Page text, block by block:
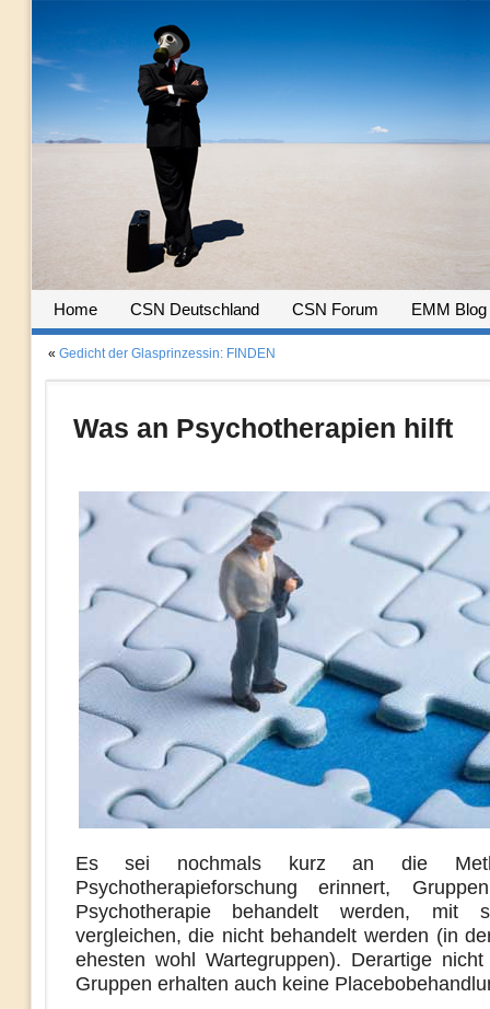
Home CSN Deutschland CSN Forum EMM Blog
« Gedicht der Glasprinzessin: FINDEN
Was an Psychotherapien hilft
Es sei nochmals kurz an die
Psychotherapieforschung erinnert,
Psychotherapie behandelt werden, mit
vergleichen, die nicht behandelt werden (in
ehesten wohl Wartegruppen). Derartige nicht
Gruppen erhalten auch keine